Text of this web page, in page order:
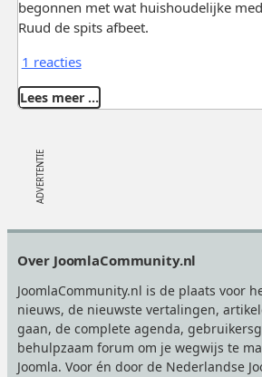
begonnen met wat huishoudelijke
Ruud de spits afbeet.
1 reacties
Lees meer …
Over JoomlaCommunity.nl
JoomlaCommunity.nl is de plaats voor
nieuws, de nieuwste vertalingen,
gaan, de complete agenda,
behulpzaam forum om je wegwijs te
Joomla. Voor én door de Nederlandse